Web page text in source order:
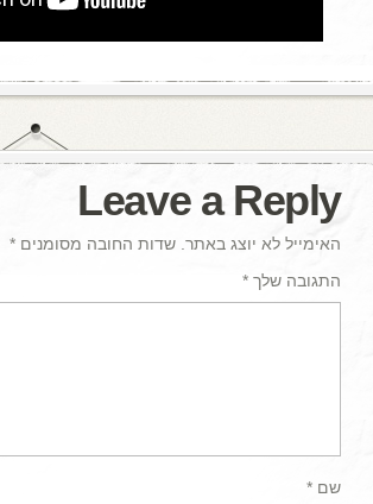
Leave a Reply
האימייל לא יוצג באתר. שדות החובה מסומנים *
התגובה שלך *
שם *